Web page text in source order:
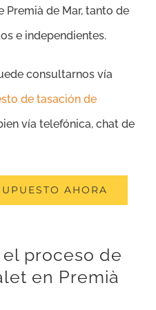
de Mar, tanto de
e independientes.
consultarnos vía
de tasación de
vía telefónica, chat de
AHORA
proceso de
en Premià